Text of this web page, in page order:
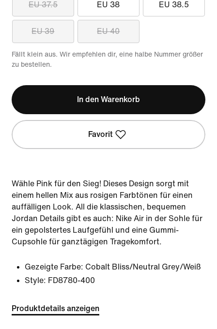
EU 37.5 EU 38 EU 38.5
EU 39 EU 40
Fällt klein aus. Wir empfehlen dir, eine halbe Nummer größer
zu bestellen.
In den Warenkorb
Favorit
Wähle Pink für den Sieg! Dieses Design sorgt mit
einem hellen Mix aus rosigen Farbtönen für einen
auffälligen Look. All die klassischen, bequemen
Jordan Details gibt es auch: Nike Air in der Sohle für
ein gepolstertes Laufgefühl und eine Gummi-
Cupsohle für ganztägigen Tragekomfort.
Gezeigte Farbe: Cobalt Bliss/Neutral Grey/Weiß
Style: FD8780-400
Produktdetails anzeigen